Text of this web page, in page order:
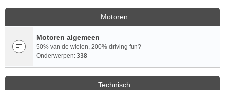
Motoren
Motoren algemeen
50% van de wielen, 200% driving fun?
Onderwerpen: 338
Technisch